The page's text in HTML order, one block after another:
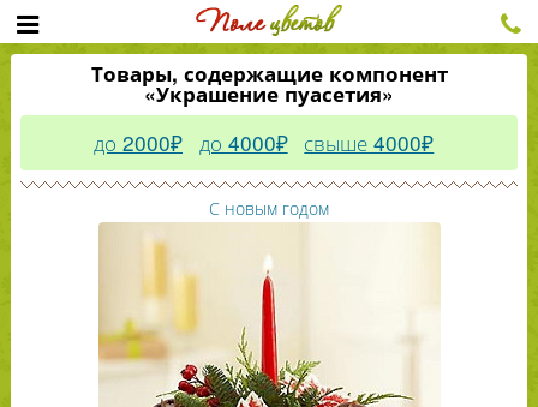
Товары, содержащие компонент
«Украшение пуасетия»
до 2000₽ до 4000₽ свыше 4000₽
С новым годом